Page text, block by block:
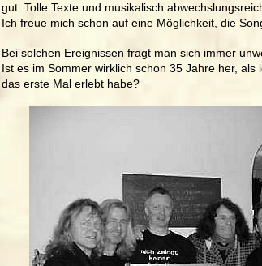
gut. Tolle Texte und musikalisch
Ich freue mich schon auf eine Möglichkeit, die
Bei solchen Ereignissen fragt man sich immer
Ist es im Sommer wirklich schon 35 Jahre her, als
das erste Mal erlebt habe?